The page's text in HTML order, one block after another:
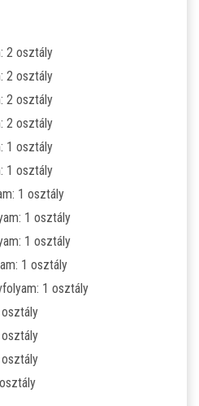
OKTATÁS
OKTATÁS
OKTATÁS
ESTI GIMNÁZIUM
2 osztály
2 osztály
2 osztály
2 osztály
1 osztály
1 osztály
1 osztály
1 osztály
1 osztály
1 osztály
1 osztály